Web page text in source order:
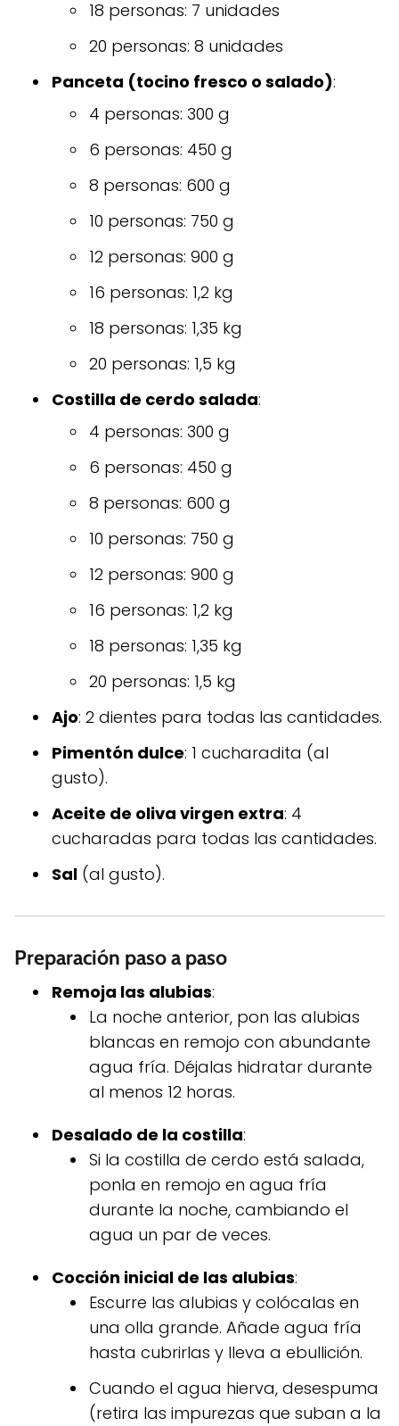
18 personas: 7 unidades
20 personas: 8 unidades
Panceta (tocino fresco o salado):
4 personas: 300 g
6 personas: 450 g
8 personas: 600 g
10 personas: 750 g
12 personas: 900 g
16 personas: 1,2 kg
18 personas: 1,35 kg
20 personas: 1,5 kg
Costilla de cerdo salada:
4 personas: 300 g
6 personas: 450 g
8 personas: 600 g
10 personas: 750 g
12 personas: 900 g
16 personas: 1,2 kg
18 personas: 1,35 kg
20 personas: 1,5 kg
Ajo: 2 dientes para todas las cantidades.
Pimentón dulce: 1 cucharadita (al
gusto).
Aceite de oliva virgen extra: 4
cucharadas para todas las cantidades.
Sal (al gusto).
Preparación paso a paso
Remoja las alubias:
La noche anterior, pon las alubias
blancas en remojo con abundante
agua fría. Déjalas hidratar durante
al menos 12 horas.
Desalado de la costilla:
Si la costilla de cerdo está salada,
ponla en remojo en agua fría
durante la noche, cambiando el
agua un par de veces.
Cocción inicial de las alubias:
Escurre las alubias y colócalas en
una olla grande. Añade agua fría
hasta cubrirlas y lleva a ebullición.
Cuando el agua hierva, desespuma
(retira las impurezas que suban a la